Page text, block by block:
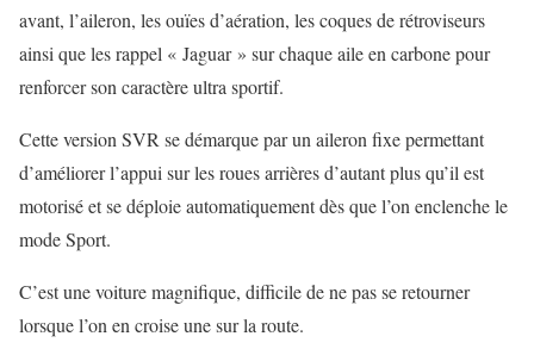
avant, l’aileron, les ouïes d’aération, les coques de rétroviseurs
ainsi que les rappel « Jaguar » sur chaque aile en carbone pour
renforcer son caractère ultra sportif.
Cette version SVR se démarque par un aileron fixe permettant
d’améliorer l’appui sur les roues arrières d’autant plus qu’il est
motorisé et se déploie automatiquement dès que l’on enclenche le
mode Sport.
C’est une voiture magnifique, difficile de ne pas se retourner
lorsque l’on en croise une sur la route.